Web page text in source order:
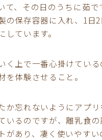
て、その日のうちに茹で
の保存容器に入れ、1日2
ています。
く上で一番心掛けている
を体験させること。
か忘れないようにアプリ
いるのですが、離乳食の
があり、凄く使いやすい